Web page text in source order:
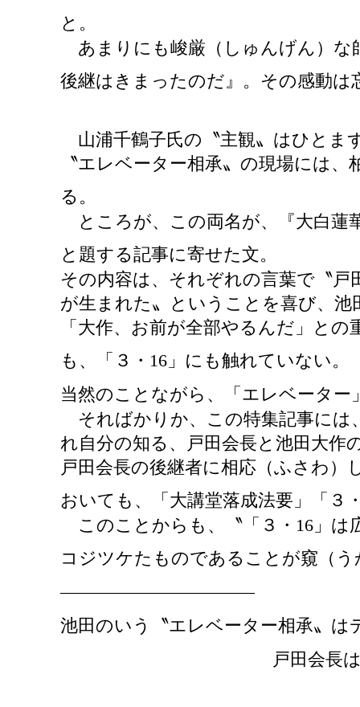
と。
あまりにも峻厳（しゅんげん）な
後継はきまったのだ』。その感動は
山浦千鶴子氏の〝主観〟はひとま
〝エレベーター相承〟の現場には
る。
ところが、この両名が、『大白蓮
と題する記事に寄せた文。
その内容は、それぞれの言葉で〝
が生まれた〟ということを喜び、
「大作、お前が全部やるんだ」と
も、「３・ 16」にも触れていない。
当然のことながら、「エレベーター
そればかりか、この特集記事には
れ自分の知る、戸田会長と池田大作
戸田会長の後継者に相応（ふさわ
おいても、「大講堂落成法要」「３
このことからも、〝「３・ 16」は
コジツケたものであることが窺（
―――――――――――
池田のいう〝エレベーター相承〟は
戸田会長は「第三代